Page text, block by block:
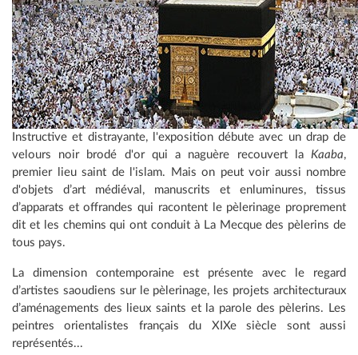
Instructive et distrayante, l'exposition débute avec un drap de
velours noir brodé d'or qui a naguère recouvert la Kaaba,
premier lieu saint de l'islam. Mais on peut voir aussi nombre
d'objets d’art médiéval, manuscrits et enluminures, tissus
d’apparats et offrandes qui racontent le pèlerinage proprement
dit et les chemins qui ont conduit à La Mecque des pèlerins de
tous pays.
La dimension contemporaine est présente avec le regard
d’artistes saoudiens sur le pèlerinage, les projets architecturaux
d’aménagements des lieux saints et la parole des pèlerins. Les
peintres orientalistes français du XIXe siècle sont aussi
représentés...